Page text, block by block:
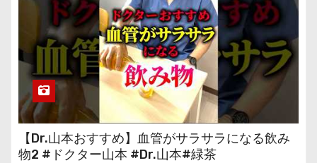
【Dr.山本おすすめ】血管がサラサラになる飲み
物2 #ドクター山本 #Dr.山本#緑茶